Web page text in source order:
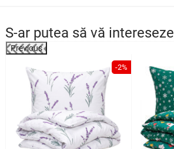
S-ar putea să vă intereseze
Previous
-2%